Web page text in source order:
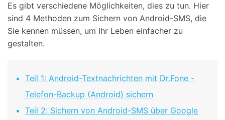
Es gibt verschiedene Möglichkeiten, dies zu tun. Hier
sind 4 Methoden zum Sichern von Android-SMS, die
Sie kennen müssen, um Ihr Leben einfacher zu
gestalten.
Teil 1: Android-Textnachrichten mit Dr.Fone -
Telefon-Backup (Android) sichern
Teil 2: Sichern von Android-SMS über Google